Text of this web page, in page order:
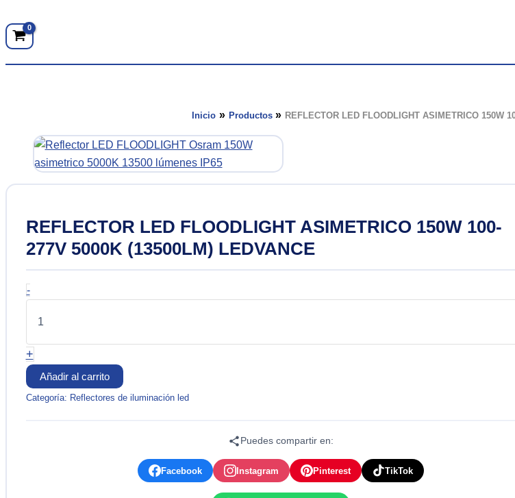
Lamparas led
Baja Tensión
Inicio Productos REFLECTOR LED FLOODLIGHT ASIMETRICO 150W
REFLECTOR LED FLOODLIGHT ASIMETRICO 150W 100-
277V 5000K (13500LM) LEDVANCE
-REFLECTOR
LED
FLOODLIGHT
ASIMETRICO
150W
100-
5000K
(13500LM)
+
Añadir al carrito
Categoría: Reflectores de iluminación led
Puedes compartir en:
Facebook Instagram Pinterest TikTok